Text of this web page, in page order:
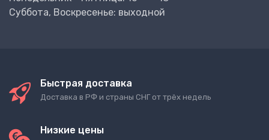
Суббота, Воскресенье: выходной
Быстрая доставка
Доставка в РФ и страны СНГ от трёх недель
Низкие цены